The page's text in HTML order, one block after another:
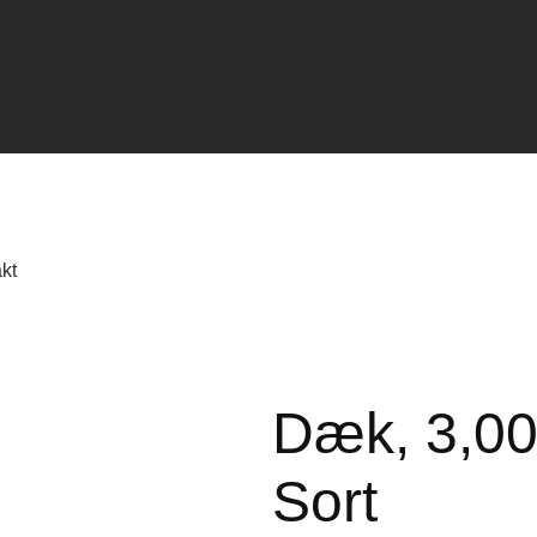
Dæk,
Sort